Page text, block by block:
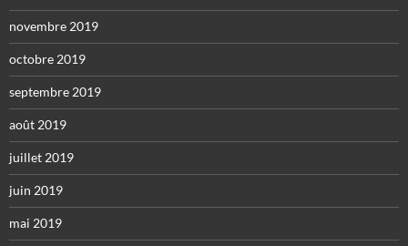
novembre 2019
octobre 2019
septembre 2019
août 2019
juillet 2019
juin 2019
mai 2019